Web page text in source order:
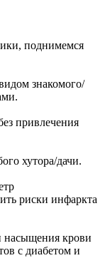
поднимемся
знакомого/
привлечения
хутора/дачи.
риски инфаркта
насыщения крови
с диабетом и